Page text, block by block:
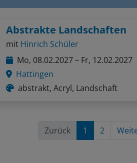
Abstrakte Landschaften
mit Hinrich Schüler
Mo, 08.02.2027 – Fr, 12.02.2027
Hattingen
abstrakt, Acryl, Landschaft
Zurück 1 2 Weiter